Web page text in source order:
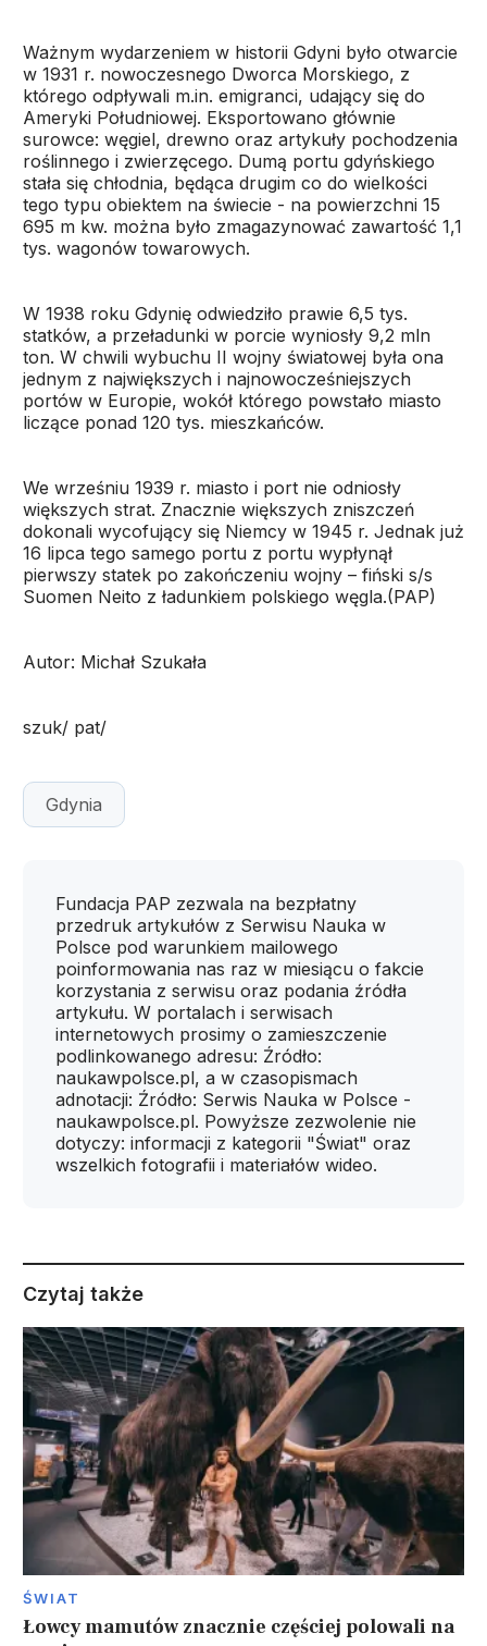
Ważnym wydarzeniem w historii Gdyni było otwarcie
w 1931 r. nowoczesnego Dworca Morskiego, z
którego odpływali m.in. emigranci, udający się do
Ameryki Południowej. Eksportowano głównie
surowce: węgiel, drewno oraz artykuły pochodzenia
roślinnego i zwierzęcego. Dumą portu gdyńskiego
stała się chłodnia, będąca drugim co do wielkości
tego typu obiektem na świecie - na powierzchni 15
695 m kw. można było zmagazynować zawartość 1,1
tys. wagonów towarowych.
W 1938 roku Gdynię odwiedziło prawie 6,5 tys.
statków, a przeładunki w porcie wyniosły 9,2 mln
ton. W chwili wybuchu II wojny światowej była ona
jednym z największych i najnowocześniejszych
portów w Europie, wokół którego powstało miasto
liczące ponad 120 tys. mieszkańców.
We wrześniu 1939 r. miasto i port nie odniosły
większych strat. Znacznie większych zniszczeń
dokonali wycofujący się Niemcy w 1945 r. Jednak już
16 lipca tego samego portu z portu wypłynął
pierwszy statek po zakończeniu wojny – fiński s/s
Suomen Neito z ładunkiem polskiego węgla.(PAP)
Autor: Michał Szukała
szuk/ pat/
Gdynia
Fundacja PAP zezwala na bezpłatny
przedruk artykułów z Serwisu Nauka w
Polsce pod warunkiem mailowego
poinformowania nas raz w miesiącu o fakcie
korzystania z serwisu oraz podania źródła
artykułu. W portalach i serwisach
internetowych prosimy o zamieszczenie
podlinkowanego adresu: Źródło:
naukawpolsce.pl, a w czasopismach
adnotacji: Źródło: Serwis Nauka w Polsce -
naukawpolsce.pl. Powyższe zezwolenie nie
dotyczy: informacji z kategorii "Świat" oraz
wszelkich fotografii i materiałów wideo.
Czytaj także
ŚWIAT
Łowcy mamutów znacznie częściej polowali na